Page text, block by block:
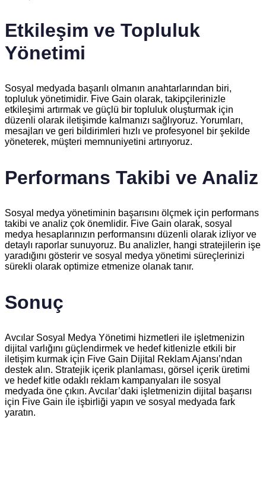
Etkileşim ve Topluluk
Yönetimi
Sosyal medyada başarılı olmanın anahtarlarından biri,
topluluk yönetimidir. Five Gain olarak, takipçilerinizle
etkileşimi artırmak ve güçlü bir topluluk oluşturmak için
düzenli olarak iletişimde kalmanızı sağlıyoruz. Yorumları,
mesajları ve geri bildirimleri hızlı ve profesyonel bir şekilde
yöneterek, müşteri memnuniyetini artırıyoruz.
Performans Takibi ve Analiz
Sosyal medya yönetiminin başarısını ölçmek için performans
takibi ve analiz çok önemlidir. Five Gain olarak, sosyal
medya hesaplarınızın performansını düzenli olarak izliyor ve
detaylı raporlar sunuyoruz. Bu analizler, hangi stratejilerin işe
yaradığını gösterir ve sosyal medya yönetimi süreçlerinizi
sürekli olarak optimize etmenize olanak tanır.
Sonuç
Avcılar Sosyal Medya Yönetimi hizmetleri ile işletmenizin
dijital varlığını güçlendirmek ve hedef kitlenizle etkili bir
iletişim kurmak için Five Gain Dijital Reklam Ajansı’ndan
destek alın. Stratejik içerik planlaması, görsel içerik üretimi
ve hedef kitle odaklı reklam kampanyaları ile sosyal
medyada öne çıkın. Avcılar’daki işletmenizin dijital başarısı
için Five Gain ile işbirliği yapın ve sosyal medyada fark
yaratın.